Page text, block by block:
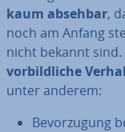
kaum absehbar,
noch am Anfang
nicht bekannt
vor­bild­li­che
unter anderem:
Be­vor­zu­gung